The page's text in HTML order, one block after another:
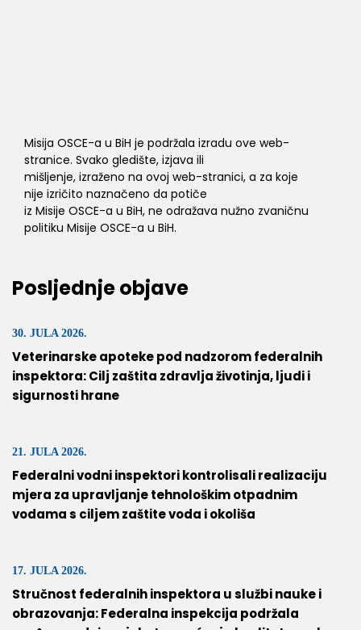
Misija OSCE-a u BiH je podržala izradu ove web-
stranice. Svako gledište, izjava ili
mišljenje, izraženo na ovoj web-stranici, a za koje
nije izričito naznačeno da potiče
iz Misije OSCE-a u BiH, ne odražava nužno zvaničnu
politiku Misije OSCE-a u BiH.
Posljednje objave
30. JULA 2026.
Veterinarske apoteke pod nadzorom federalnih
inspektora: Cilj zaštita zdravlja životinja, ljudi i
sigurnosti hrane
21. JULA 2026.
Federalni vodni inspektori kontrolisali realizaciju
mjera za upravljanje tehnološkim otpadnim
vodama s ciljem zaštite voda i okoliša
17. JULA 2026.
Stručnost federalnih inspektora u službi nauke i
obrazovanja: Federalna inspekcija podržala